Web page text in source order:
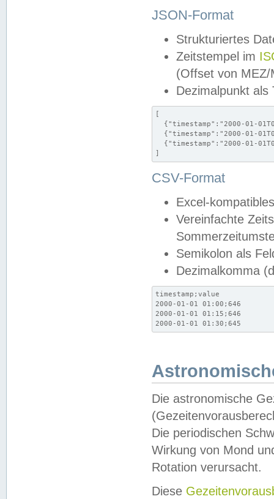
JSON-Format
Strukturiertes
Zeitstempel im
(Offset von MEZ/
Dezimalpunkt als
[
{"timestamp":"2000-01-
{"timestamp":"2000-01-
{"timestamp":"2000-01-
]
CSV-Format
Excel-
Vereinfachte
Semikolon als
Dezimalkomma
timestamp;value
2000-01-01 01:00;646
2000-01-01 01:15;646
2000-01-01 01:30;645
Die astronomische
Die periodischen
Wirkung von Mond
Rotation verursacht.
Diese